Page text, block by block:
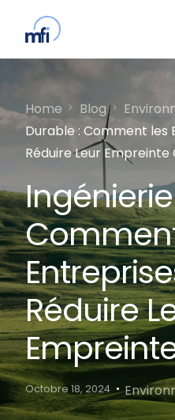
Home Blog
Durable : Comment les
Réduire Leur
Réduire
Octobre 18, 2024